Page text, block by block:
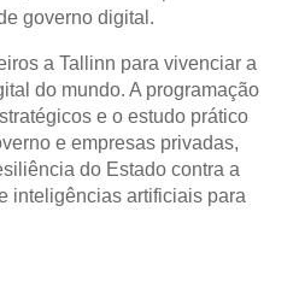
governo digital.
a Tallinn para vivenciar a
do mundo. A programação
e o estudo prático
e empresas privadas,
do Estado contra a
inteligências artificiais para